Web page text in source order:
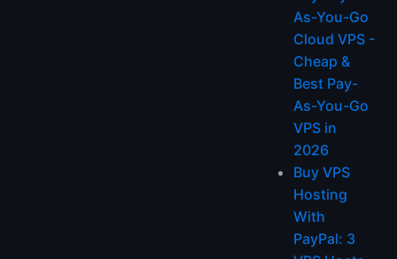
As-You-Go
Cloud VPS -
Cheap &
Best Pay-
As-You-Go
VPS in
2026
Buy VPS
Hosting
With
PayPal: 3